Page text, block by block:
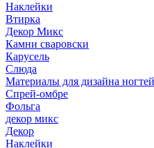
Наклейки
Втирка
Декор Микс
Камни сваровски
Карусель
Слюда
Материалы для дизайна ногтей
Спрей-омбре
Фольга
декор микс
Декор
Наклейки